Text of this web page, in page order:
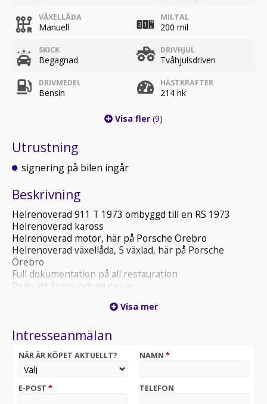
VÄXELLÅDA
Manuell
MILTAL
200 mil
SKICK
Begagnad
DRIVHJUL
Tvåhjulsdriven
DRIVMEDEL
Bensin
HÄSTKRAFTER
214 hk
Visa fler (9)
Utrustning
signering på bilen ingår
Beskrivning
Helrenoverad 911 T 1973 ombyggd till en RS 1973
Helrenoverad kaross
Helrenoverad motor, här på Porsche Örebro
Helrenoverad växellåda, 5 växlad, här på Porsche
Örebro
Full dokumentation på all restauration
Redo att köras och njutas av
favorit här i hallen att se och köra
Visa mer
Intresseanmälan
NÄR ÄR KÖPET AKTUELLT? NAMN *
E-POST * TELEFON